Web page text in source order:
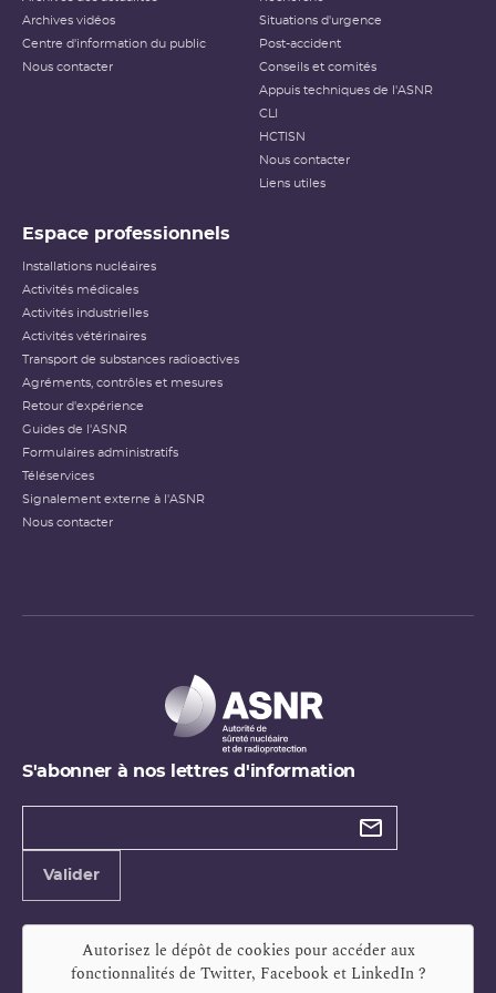
applicable aux événements survenant sur les INB et aux
événements ayant des conséquences, potentielles ou
réelles, sur la radioprotection du public et des travailleurs.
Elle ne s’applique pas aux événements ayant un impact
habituellement utilisés pour classer les événements
reçue notamment) n’étant pas applicables dans ce
Échelle INES pour le
classement des incidents et
Archives vidéos
Centre d'information du public
Nous contacter
Situations d'urgence
Post-accident
Conseils et comités
Appuis techniques de l'ASNR
CLI
HCTISN
Nous contacter
Liens utiles
Espace professionnels
Installations nucléaires
Activités médicales
Activités industrielles
Activités vétérinaires
Transport de substances radioactives
Agréments, contrôles et mesures
Retour d'expérience
Guides de l'ASNR
Formulaires administratifs
Téléservices
Signalement externe à l'ASNR
Nous contacter
S'abonner à nos lettres d'information
Types de
Valider
Autorisez le dépôt de cookies pour accéder aux
fonctionnalités de Twitter, Facebook et LinkedIn?